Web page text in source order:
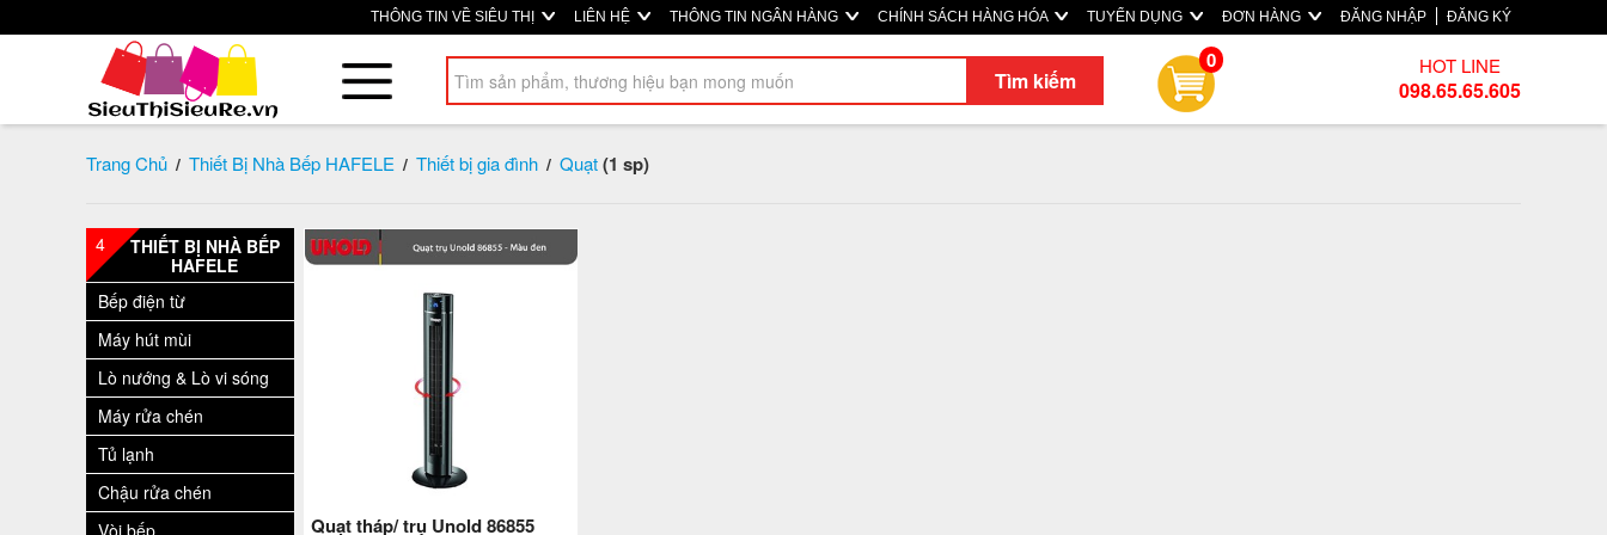
THÔNG TIN VỀ SIÊU THỊ LIÊN HỆ THÔNG TIN NGÂN HÀNG CHÍNH SÁCH HÀNG HÓA TUYỂN DỤNG ĐƠN HÀNG ĐĂNG NHẬP ĐĂNG KÝ
Tìm kiếm
0 HOT LINE
098.65.65.605
Trang Chủ / Thiết Bị Nhà Bếp HAFELE / Thiết bị gia đình / Quạt(1 sp)
4
THIẾT BỊ NHÀ BẾP
HAFELE
Bếp điện từ
Máy hút mùi
Lò nướng & Lò vi sóng
Máy rửa chén
Tủ lạnh
Chậu rửa chén
Vòi bếp
Quạt tháp/ trụ Unold 86855